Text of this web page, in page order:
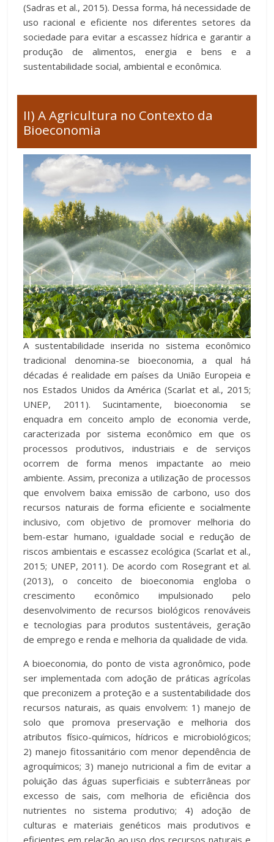
(Sadras et al., 2015). Dessa forma, há necessidade de
uso racional e eficiente nos diferentes setores da
sociedade para evitar a escassez hídrica e garantir a
produção de alimentos, energia e bens e a
sustentabilidade social, ambiental e econômica.
II) A Agricultura no Contexto da
Bioeconomia
A sustentabilidade inserida no sistema econômico
tradicional denomina-se bioeconomia, a qual há
décadas é realidade em países da União Europeia e
nos Estados Unidos da América (Scarlat et al., 2015;
UNEP, 2011). Sucintamente, bioeconomia se
enquadra em conceito amplo de economia verde,
caracterizada por sistema econômico em que os
processos produtivos, industriais e de serviços
ocorrem de forma menos impactante ao meio
ambiente. Assim, preconiza a utilização de processos
que envolvem baixa emissão de carbono, uso dos
recursos naturais de forma eficiente e socialmente
inclusivo, com objetivo de promover melhoria do
bem-estar humano, igualdade social e redução de
riscos ambientais e escassez ecológica (Scarlat et al.,
2015; UNEP, 2011). De acordo com Rosegrant et al.
(2013), o conceito de bioeconomia engloba o
crescimento econômico impulsionado pelo
desenvolvimento de recursos biológicos renováveis
e tecnologias para produtos sustentáveis, geração
de emprego e renda e melhoria da qualidade de vida.
A bioeconomia, do ponto de vista agronômico, pode
ser implementada com adoção de práticas agrícolas
que preconizem a proteção e a sustentabilidade dos
recursos naturais, as quais envolvem: 1) manejo de
solo que promova preservação e melhoria dos
atributos físico-químicos, hídricos e microbiológicos;
2) manejo fitossanitário com menor dependência de
agroquímicos; 3) manejo nutricional a fim de evitar a
poluição das águas superficiais e subterrâneas por
excesso de sais, com melhoria de eficiência dos
nutrientes no sistema produtivo; 4) adoção de
culturas e materiais genéticos mais produtivos e
eficientes em relação ao uso dos recursos naturais e